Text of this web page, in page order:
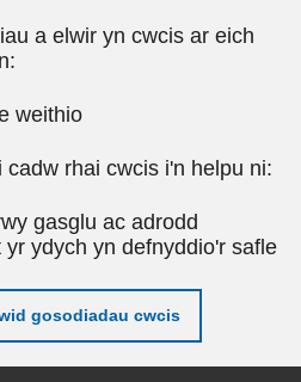
a elwir yn cwcis ar eich
weithio
rhai cwcis i'n helpu ni:
gasglu ac adrodd
ydych yn defnyddio'r safle
gosodiadau cwcis